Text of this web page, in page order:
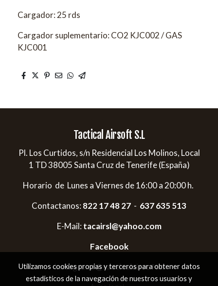
Cargador: 25 rds
Cargador suplementario: CO2 KJC002 / GAS
KJC001
Tactical Airsoft S.L
Pl. Los Curtidos, s/n Residencial Los Molinos, Local
1 TD 38005 Santa Cruz de Tenerife (España)
Horario de Lunes a Viernes de 16:00 a 20:00 h.
Contactanos: 822 17 48 27 - 637 635 513
E-Mail: tacairsl@yahoo.com
Facebook
Instagram:@tacticalairsoftsl
Utilizamos cookies propias y terceros para obtener datos
estadísticos de la navegación de nuestros usuarios y